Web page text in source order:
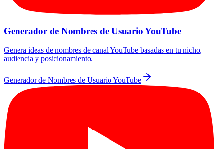
Generador de Nombres de Usuario YouTube
Genera ideas de nombres de canal YouTube basadas en tu nicho,
audiencia y posicionamiento.
Generador de Nombres de Usuario YouTube